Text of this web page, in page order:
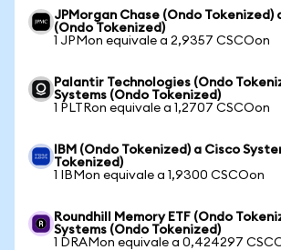
JPMorgan Chase (Ondo Tokenized)
(Ondo Tokenized)
1 JPMon equivale a 2,9357 CSCOon
Palantir Technologies (Ondo
Systems (Ondo Tokenized)
1 PLTRon equivale a 1,2707 CSCOon
IBM (Ondo Tokenized) a Cisco
Tokenized)
1 IBMon equivale a 1,9300 CSCOon
Roundhill Memory ETF (Ondo
Systems (Ondo Tokenized)
1 DRAMon equivale a 0,424297